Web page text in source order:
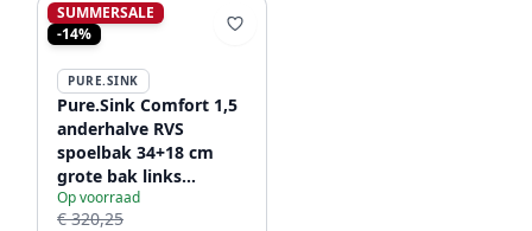
SUMMERSALE
-14%
PURE.SINK
Pure.Sink Comfort 1,5
anderhalve RVS
spoelbak 34+18 cm
grote bak links
PCM341840-02
Op voorraad
€ 320,25